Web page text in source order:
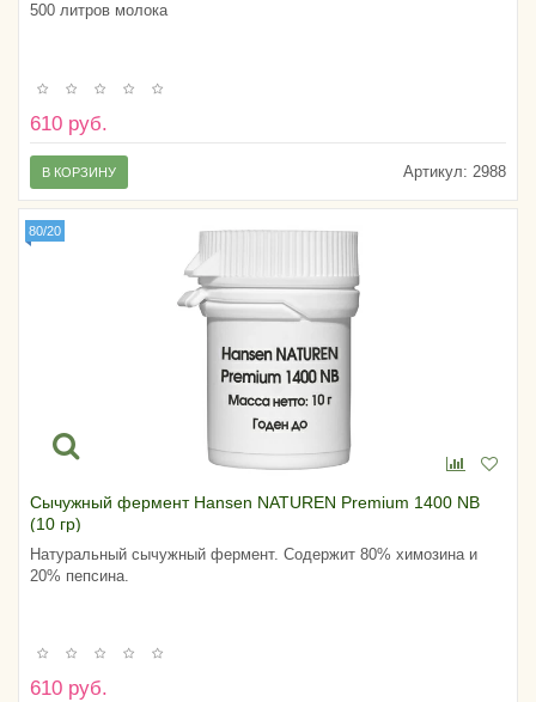
500 литров молока
610 руб.
Артикул: 2988
В КОРЗИНУ
80/20
Сычужный фермент Hansen NATUREN Premium 1400 NB
(10 гр)
Натуральный сычужный фермент. Содержит 80% химозина и
20% пепсина.
610 руб.